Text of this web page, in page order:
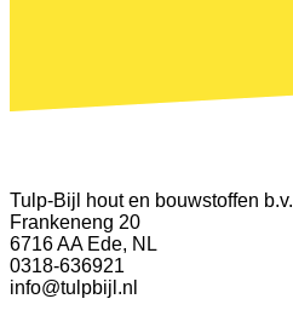
Tulp-Bijl hout en bouwstoffen b.v.
Frankeneng 20
6716 AA Ede, NL
0318-636921
info@tulpbijl.nl